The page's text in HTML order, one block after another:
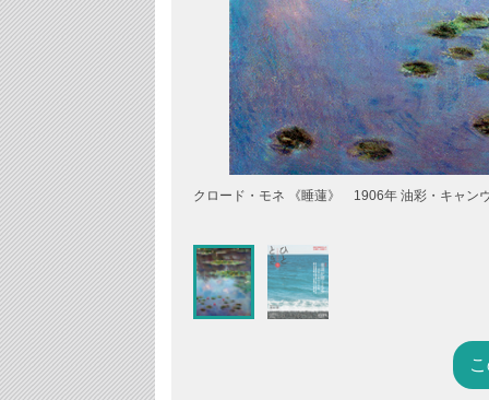
クロード・モネ 《睡蓮》 1906年 油彩・キャ